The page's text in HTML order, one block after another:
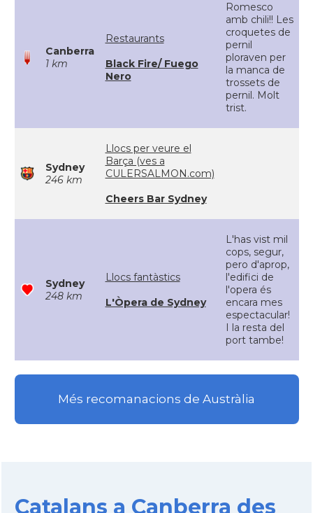
Canberra
1 km
Restaurants
Black Fire/ Fuego
Nero
Romesco
amb chili!! Les
croquetes de
pernil
ploraven per
la manca de
trossets de
pernil. Molt
trist.
Sydney
246 km
Llocs per veure el
Barça (ves a
CULERSALMON.com)
Cheers Bar Sydney
Sydney
248 km
Llocs fantàstics
L'Òpera de Sydney
L'has vist mil
cops, segur,
pero d'aprop,
l'edifici de
l'opera és
encara mes
espectacular!
I la resta del
port tambe!
Més recomanacions de Austràlia
Catalans a Canberra des